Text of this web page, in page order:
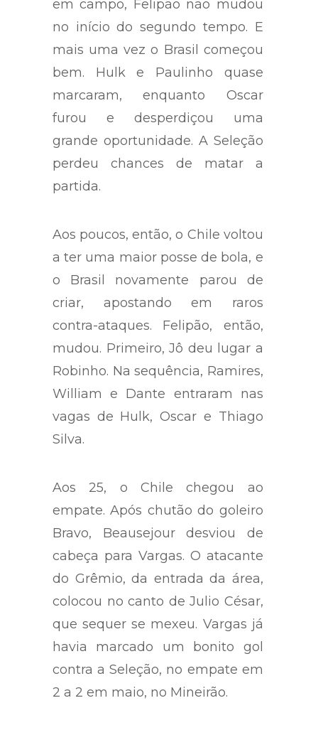
em campo, Felipão não mudou
no início do segundo tempo. E
mais uma vez o Brasil começou
bem. Hulk e Paulinho quase
marcaram, enquanto Oscar
furou e desperdiçou uma
grande oportunidade. A Seleção
perdeu chances de matar a
partida.
Aos poucos, então, o Chile voltou
a ter uma maior posse de bola, e
o Brasil novamente parou de
criar, apostando em raros
contra-ataques. Felipão, então,
mudou. Primeiro, Jô deu lugar a
Robinho. Na sequência, Ramires,
William e Dante entraram nas
vagas de Hulk, Oscar e Thiago
Silva.
Aos 25, o Chile chegou ao
empate. Após chutão do goleiro
Bravo, Beausejour desviou de
cabeça para Vargas. O atacante
do Grêmio, da entrada da área,
colocou no canto de Julio César,
que sequer se mexeu. Vargas já
havia marcado um bonito gol
contra a Seleção, no empate em
2 a 2 em maio, no Mineirão.